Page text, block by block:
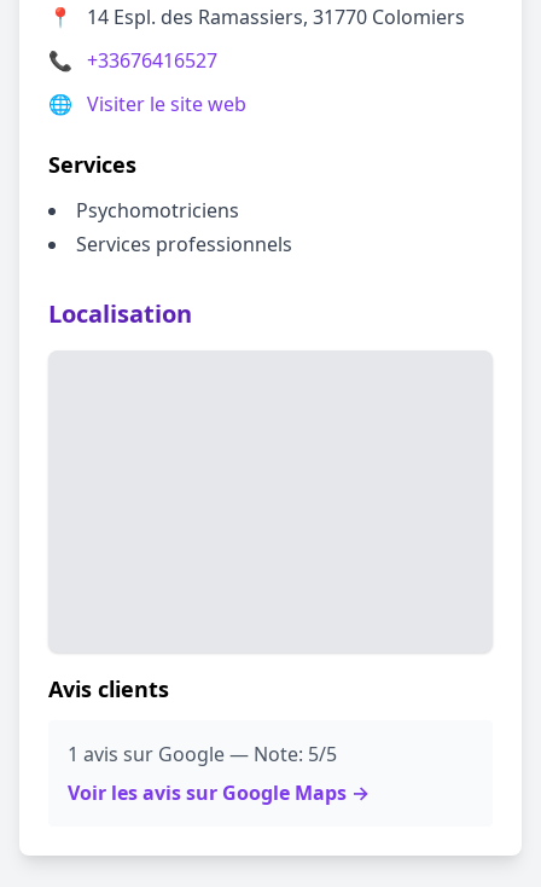
📍
14 Espl. des Ramassiers, 31770 Colomiers
📞 +33676416527
🌐 Visiter le site web
Services
Psychomotriciens
Services professionnels
Localisation
Avis clients
1 avis sur Google — Note: 5/5
Voir les avis sur Google Maps →